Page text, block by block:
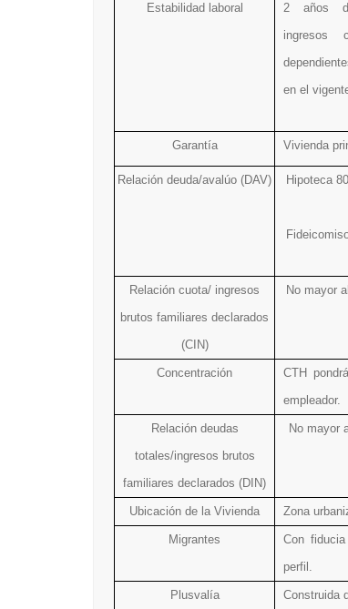
Estabilidad laboral
2 años
ingresos
en el
Garantía Vivienda
Relación deuda/avalúo (DAV) Hipoteca
Relación cuota/ ingresos
brutos familiares declarados
(CIN)
No mayor
Concentración
CTH
empleador.
Relación deudas
totales/ingresos brutos
familiares declarados (DIN)
No mayor
Ubicación de la Vivienda Zona
Migrantes
Con
perfil.
Plusvalía Construida